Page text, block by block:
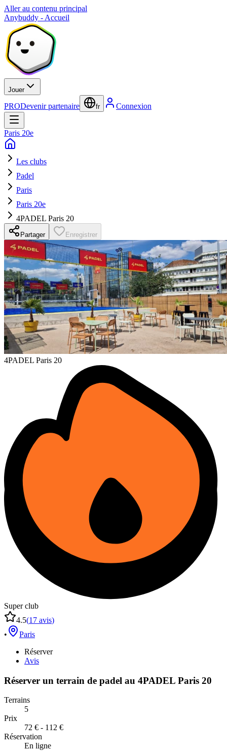
Aller au contenu principal
Anybuddy - Accueil
Jouer
PRODevenir partenaire fr Connexion
Paris 20e
Les clubs
Padel
Paris
Paris 20e
4PADEL Paris 20
Partager Enregistrer
4PADEL Paris 20
Super club
4.5(17 avis)
•
Paris
Réserver
Avis
Réserver un terrain de padel au 4PADEL Paris 20
Terrains
5
Prix
72 € - 112 €
Réservation
En ligne